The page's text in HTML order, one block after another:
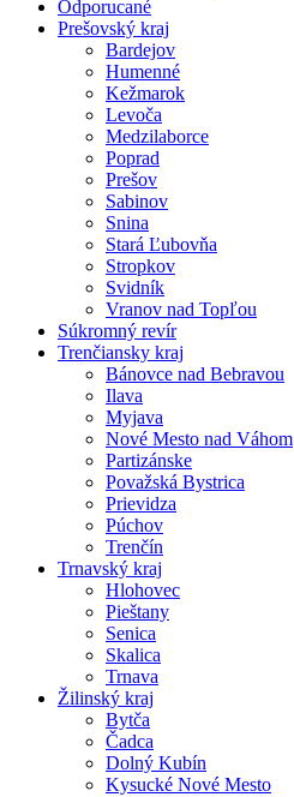
Odporucané
Prešovský kraj
Bardejov
Humenné
Kežmarok
Levoča
Medzilaborce
Poprad
Prešov
Sabinov
Snina
Stará Ľubovňa
Stropkov
Svidník
Vranov nad Topľou
Súkromný revír
Trenčiansky kraj
Bánovce nad Bebravou
Ilava
Myjava
Nové Mesto nad Váhom
Partizánske
Považská Bystrica
Prievidza
Púchov
Trenčín
Trnavský kraj
Hlohovec
Pieštany
Senica
Skalica
Trnava
Žilinský kraj
Bytča
Čadca
Dolný Kubín
Kysucké Nové Mesto